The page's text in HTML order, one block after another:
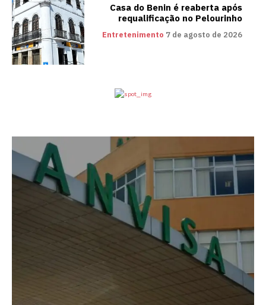
Casa do Benin é reaberta após
requalificação no Pelourinho
Entretenimento 7 de agosto de 2026